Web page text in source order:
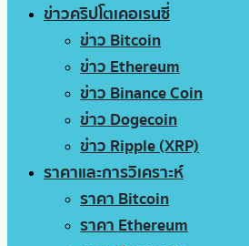
ข่าวคริปโตเคอเรนซี่
ข่าว Bitcoin
ข่าว Ethereum
ข่าว Binance Coin
ข่าว Dogecoin
ข่าว Ripple (XRP)
ราคาและการวิเคราะห์
ราคา Bitcoin
ราคา Ethereum